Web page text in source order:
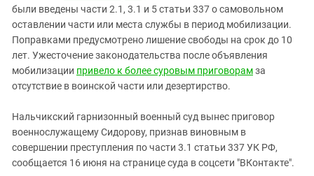
Чечня
Южный Кавказ
были введены части 2.1, 3.1 и 5 статьи 337 о самовольном
оставлении части или места службы в период мобилизации.
Поправками предусмотрено лишение свободы на срок до 10
лет. Ужесточение законодательства после объявления
мобилизации привело к более суровым приговорамза
отсутствие в воинской части или дезертирство.
Нальчикский гарнизонный военный суд вынес приговор
военнослужащему Сидорову, признав виновным в
совершении преступления по части 3.1 статьи 337 УК РФ,
сообщается 16 июня на странице суда в соцсети "ВКонтакте".